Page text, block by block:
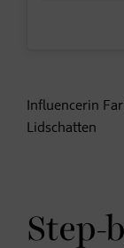
Influencerin
Lidschatten
Step-